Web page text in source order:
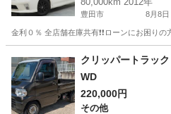
豊田市 8月8日
金利０％ 全店舗在庫共有❗️❗️ローンにお困り
セレナ ローン
クリッパートラッ
WD
220,000円
その他